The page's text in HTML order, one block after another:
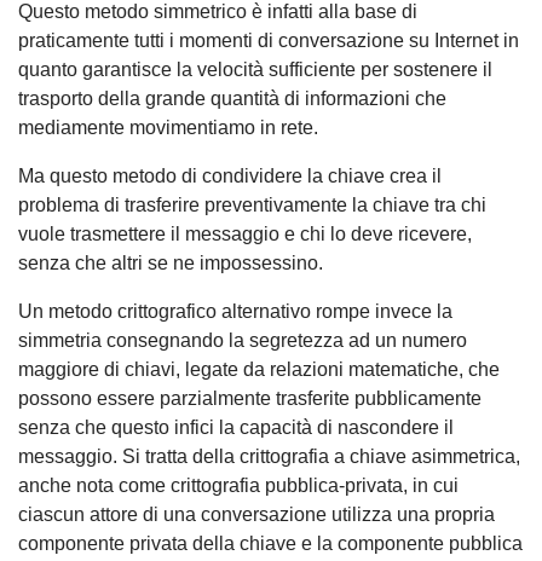
Questo metodo simmetrico è infatti alla base di
praticamente tutti i momenti di conversazione su Internet in
quanto garantisce la velocità sufficiente per sostenere il
trasporto della grande quantità di informazioni che
mediamente movimentiamo in rete.
Ma questo metodo di condividere la chiave crea il
problema di trasferire preventivamente la chiave tra chi
vuole trasmettere il messaggio e chi lo deve ricevere,
senza che altri se ne impossessino.
Un metodo crittografico alternativo rompe invece la
simmetria consegnando la segretezza ad un numero
maggiore di chiavi, legate da relazioni matematiche, che
possono essere parzialmente trasferite pubblicamente
senza che questo infici la capacità di nascondere il
messaggio. Si tratta della crittografia a chiave asimmetrica,
anche nota come crittografia pubblica-privata, in cui
ciascun attore di una conversazione utilizza una propria
componente privata della chiave e la componente pubblica